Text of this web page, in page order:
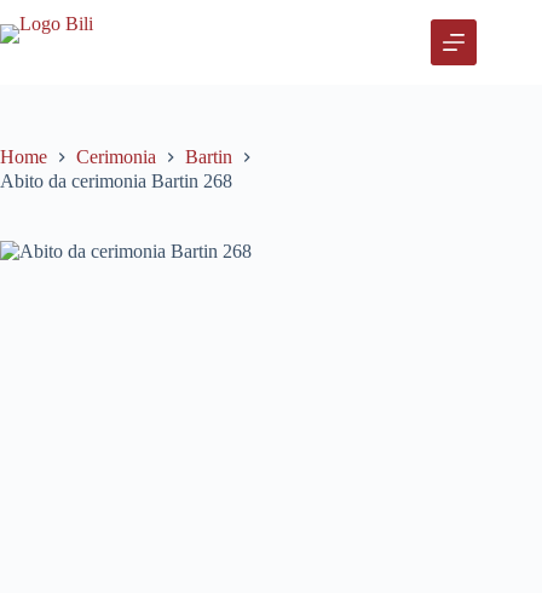
al
Home Cerimonia
Bartin
Abito da cerimonia Bartin 268